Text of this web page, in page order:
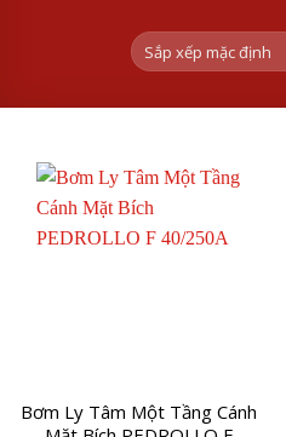
Bơm Ly Tâm Một Tầng Cánh